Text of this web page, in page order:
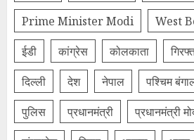
Prime Minister Modi West
ईडी
कांग्रेस कोलकाता
दिल्‍ली
देश नेपाल पश्चिम
पुलिस
प्रधानमंत्री प्रधानमंत्री